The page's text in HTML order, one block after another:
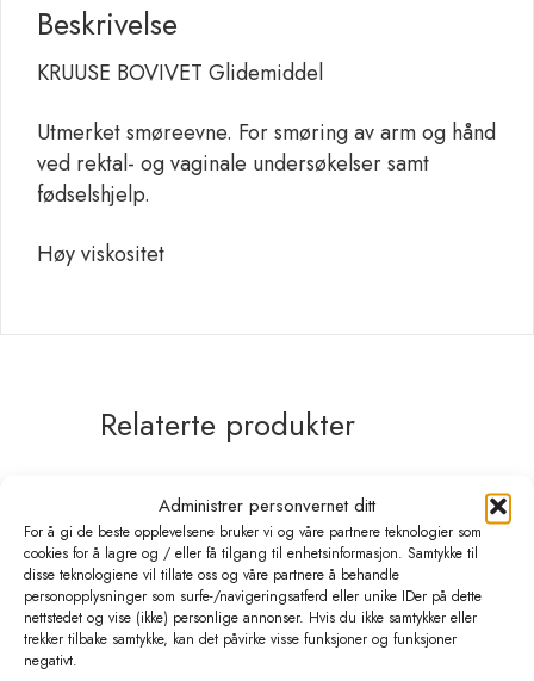
Administrer personvernet ditt
For å gi de beste opplevelsene bruker vi og våre partnere teknologier som
cookies for å lagre og / eller få tilgang til enhetsinformasjon. Samtykke til
disse teknologiene vil tillate oss og våre partnere å behandle
personopplysninger som surfe-/navigeringsatferd eller unike IDer på dette
nettstedet og vise (ikke) personlige annonser. Hvis du ikke samtykker eller
trekker tilbake samtykke, kan det påvirke visse funksjoner og funksjoner
negativt.
Beskrivelse
KRUUSE BOVIVET Glidemiddel
Utmerket smøreevne. For smøring av arm og hånd
ved rektal- og vaginale undersøkelser samt
fødselshjelp.
Høy viskositet
Relaterte produkter